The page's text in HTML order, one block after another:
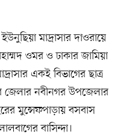
মাদ্রাসার দাওরায়ে
ওমর ও ঢাকার জামিয়া
একই বিভাগের ছাত্র
জেলার নবীনগর উপজেলার
মুন্সেফপাড়ায় বসবাস
বাসিন্দা।